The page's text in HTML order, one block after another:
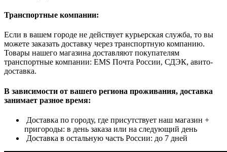
Транспортные компании:
Если в вашем городе не действует курьерская служба, то вы
можете заказать доставку через транспортную компанию.
Товары нашего магазина доставляют покупателям
транспортные компании: EMS Почта России, СДЭК, авито-
доставка.
В зависимости от вашего региона проживания, доставка
занимает разное время:
Доставка по городу, где присутствует наш магазин +
пригороды: в день заказа или на следующий день
Доставка в остальную часть России: до 7 дней